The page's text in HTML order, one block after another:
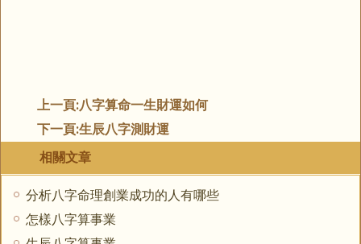
上一頁:八字算命一生財運如何
下一頁:生辰八字測財運
相關文章
分析八字命理創業成功的人有哪些
怎樣八字算事業